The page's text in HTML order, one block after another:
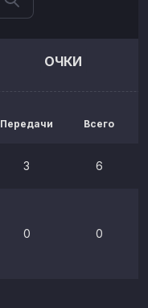
ОЧКИ
Передачи Всего
3 6
0 0